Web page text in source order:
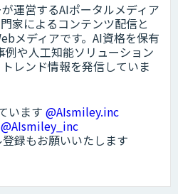
運営するAIポータルメディア
家によるコンテンツ配信と
メディアです。AI資格を保有
例や人工知能ソリューション
レンド情報を発信していま
います @AIsmiley.inc
@AIsmiley_inc
録もお願いいたします